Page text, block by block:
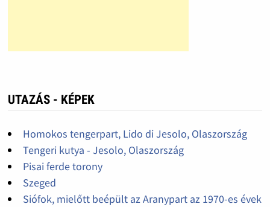
UTAZÁS - KÉPEK
Homokos tengerpart, Lido di Jesolo, Olaszország
Tengeri kutya - Jesolo, Olaszország
Pisai ferde torony
Szeged
Siófok, mielőtt beépült az Aranypart az 1970-es évek